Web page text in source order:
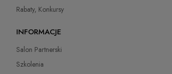
Rabaty, Konkursy
INFORMACJE
Salon Partnerski
Szkolenia